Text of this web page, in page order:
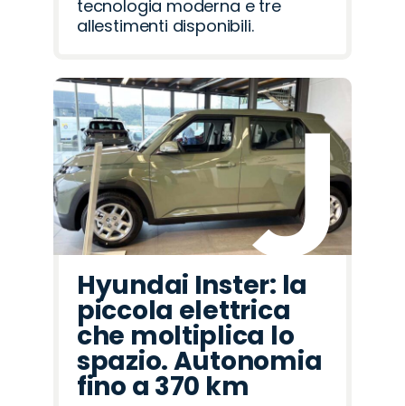
tecnologia moderna e tre
allestimenti disponibili.
Hyundai Inster: la
piccola elettrica
che moltiplica lo
spazio. Autonomia
fino a 370 km